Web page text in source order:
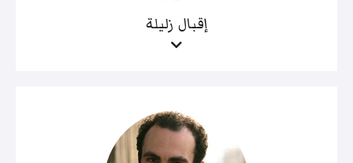
إقبال زليلة